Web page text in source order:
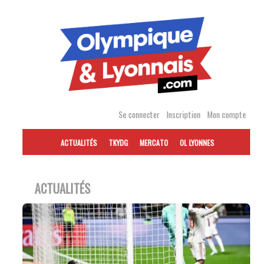
Se connecter Inscription Mon compte
ACTUALITÉS TKYDG MERCATO OL LYONNES
ACTUALITÉS